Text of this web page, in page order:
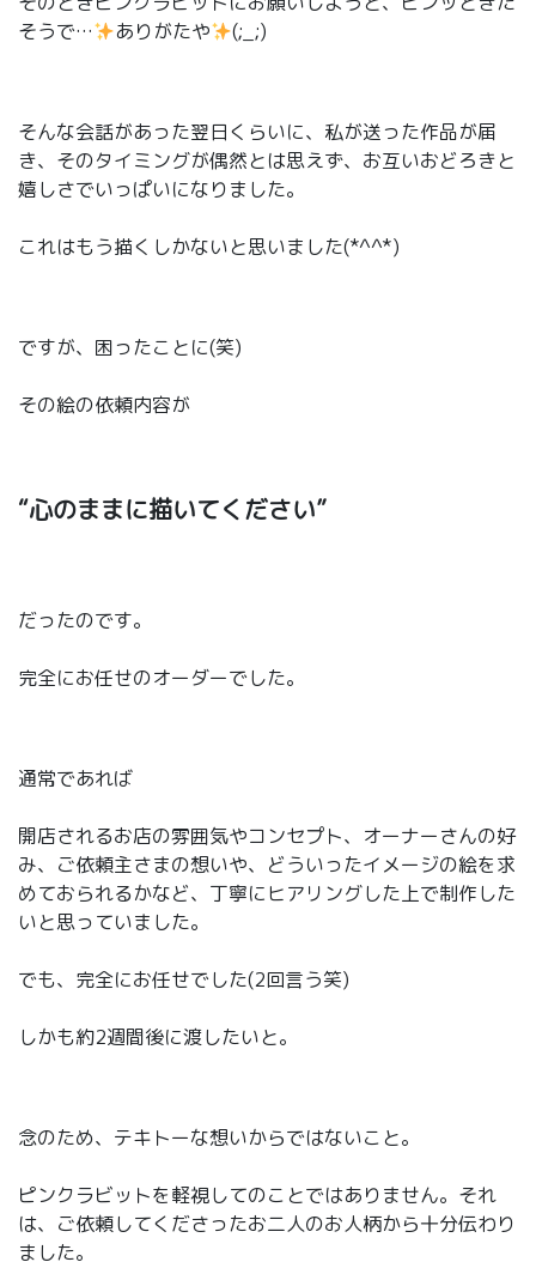
そうで…
ありがたや (;_;)
そんな会話があった翌日くらいに、私が送った作品が届
き、そのタイミングが偶然とは思えず、お互いおどろきと
嬉しさでいっぱいになりました。
これはもう描くしかないと思いました(*^^*)
ですが、困ったことに(笑)
その絵の依頼内容が
“心のままに描いてください”
だったのです。
完全にお任せのオーダーでした。
通常であれば
開店されるお店の雰囲気やコンセプト、オーナーさんの好
み、ご依頼主さまの想いや、どういったイメージの絵を求
めておられるかなど、丁寧にヒアリングした上で制作した
いと思っていました。
でも、完全にお任せでした(2回言う笑)
しかも約2週間後に渡したいと。
念のため、テキトーな想いからではないこと。
ピンクラビットを軽視してのことではありません。それ
は、ご依頼してくださったお二人のお人柄から十分伝わり
ました。